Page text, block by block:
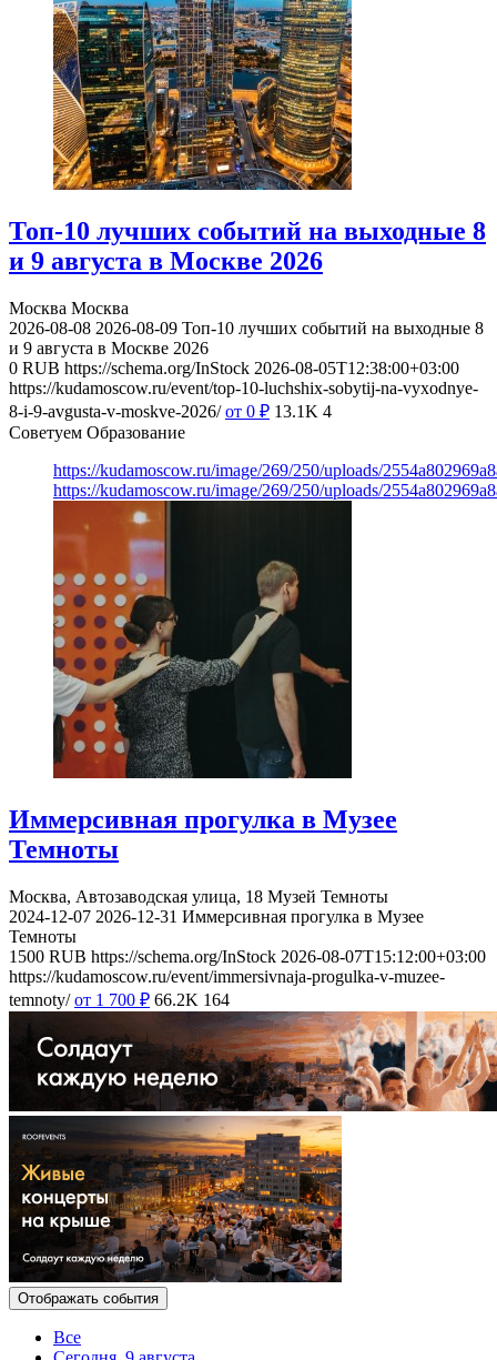
Топ-10 лучших событий на выходные 8
и 9 августа в Москве 2026
Москва Москва
2026-08-08 2026-08-09 Топ-10 лучших событий на выходные 8
и 9 августа в Москве 2026
0 RUB https://schema.org/InStock 2026-08-05T12:38:00+03:00
https://kudamoscow.ru/event/top-10-luchshix-sobytij-na-vyxodnye-
8-i-9-avgusta-v-moskve-2026/ от 0 ₽ 13.1K 4
Советуем Образование
https://kudamoscow.ru/image/269/250/uploads/
https://kudamoscow.ru/image/269/250/uploads/
Иммерсивная прогулка в Музее
Темноты
Москва, Автозаводская улица, 18 Музей Темноты
2024-12-07 2026-12-31 Иммерсивная прогулка в Музее
Темноты
1500 RUB https://schema.org/InStock 2026-08-07T15:12:00+03:00
https://kudamoscow.ru/event/immersivnaja-progulka-v-muzee-
temnoty/ от 1 700 ₽ 66.2K 164
Отображать события
Все